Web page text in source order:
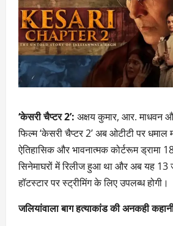
‘केसरी चैप्टर 2’: अक्षय कुमार, आर. माधवन
फिल्म ‘केसरी चैप्टर 2’ अब ओटीटी पर
ऐतिहासिक और भावनात्मक कोर्टरूम ड्रामा
सिनेमाघरों में रिलीज हुआ था और अब यह
हॉटस्टार पर स्ट्रीमिंग के लिए उपलब्ध होगी।
जलियांवाला बाग हत्याकांड की अनकही